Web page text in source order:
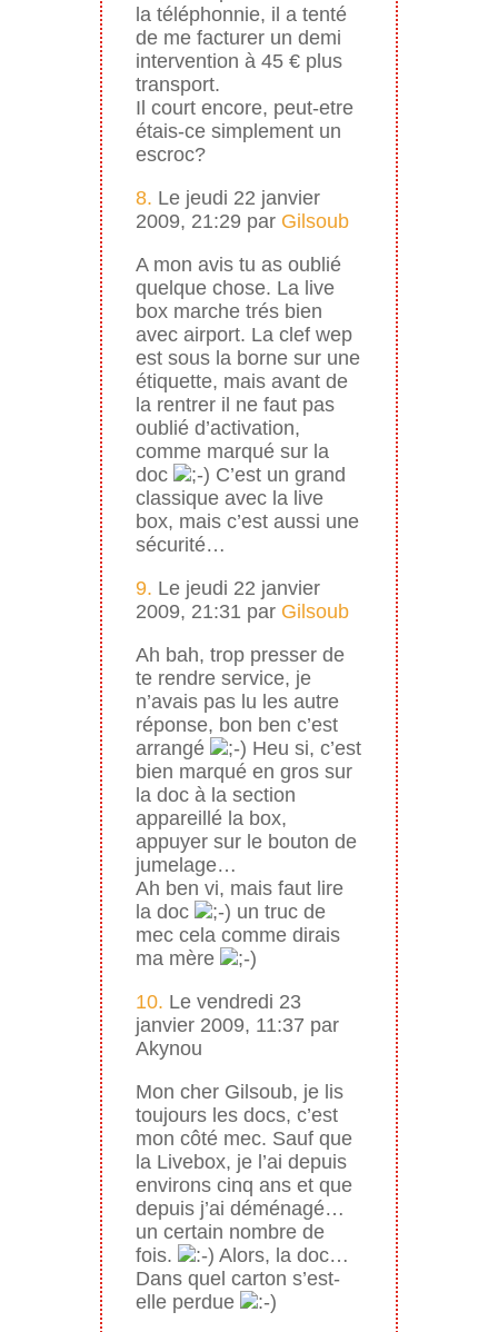
la téléphonnie, il a tenté
de me facturer un demi
intervention à 45 € plus
transport.
Il court encore, peut-etre
étais-ce simplement un
escroc?
8. Le jeudi 22 janvier
2009, 21:29 par Gilsoub
A mon avis tu as oublié
quelque chose. La live
box marche trés bien
avec airport. La clef wep
est sous la borne sur une
étiquette, mais avant de
la rentrer il ne faut pas
oublié d’activation,
comme marqué sur la
doc
C’est un grand
classique avec la live
box, mais c’est aussi une
sécurité…
9. Le jeudi 22 janvier
2009, 21:31 par Gilsoub
Ah bah, trop presser de
te rendre service, je
n’avais pas lu les autre
réponse, bon ben c’est
arrangé
Heu si, c’est
bien marqué en gros sur
la doc à la section
appareillé la box,
appuyer sur le bouton de
jumelage…
Ah ben vi, mais faut lire
la doc
un truc de
mec cela comme dirais
ma mère
10. Le vendredi 23
janvier 2009, 11:37 par
Akynou
Mon cher Gilsoub, je lis
toujours les docs, c’est
mon côté mec. Sauf que
la Livebox, je l’ai depuis
environs cinq ans et que
depuis j’ai déménagé…
un certain nombre de
fois.
Alors, la doc…
Dans quel carton s’est-
elle perdue